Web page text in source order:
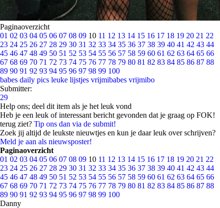
Paginaoverzicht
01 02 03 04 05 06 07 08 09 10 11 12 13 14 15 16 17 18 19 20 21 22
23 24 25 26 27 28 29 30 31 32 33 34 35 36 37 38 39 40 41 42 43 44
45 46 47 48 49 50 51 52 53 54 55 56 57 58 59 60 61 62 63 64 65 66
67 68 69 70 71 72 73 74 75 76 77 78 79 80 81 82 83 84 85 86 87 88
89 90 91 92 93 94 95 96 97 98 99 100
babes daily pics leuke lijstjes vrijmibabes vrijmibo
Submitter:
29
Help ons; deel dit item als je het leuk vond
Heb je een leuk of interessant bericht gevonden dat je graag op FOK!
terug ziet? Tip ons dan via de submit!
Zoek jij altijd de leukste nieuwtjes en kun je daar leuk over schrijven?
Meld je aan als nieuwsposter!
Paginaoverzicht
01 02 03 04 05 06 07 08 09 10 11 12 13 14 15 16 17 18 19 20 21 22
23 24 25 26 27 28 29 30 31 32 33 34 35 36 37 38 39 40 41 42 43 44
45 46 47 48 49 50 51 52 53 54 55 56 57 58 59 60 61 62 63 64 65 66
67 68 69 70 71 72 73 74 75 76 77 78 79 80 81 82 83 84 85 86 87 88
89 90 91 92 93 94 95 96 97 98 99 100
Danny